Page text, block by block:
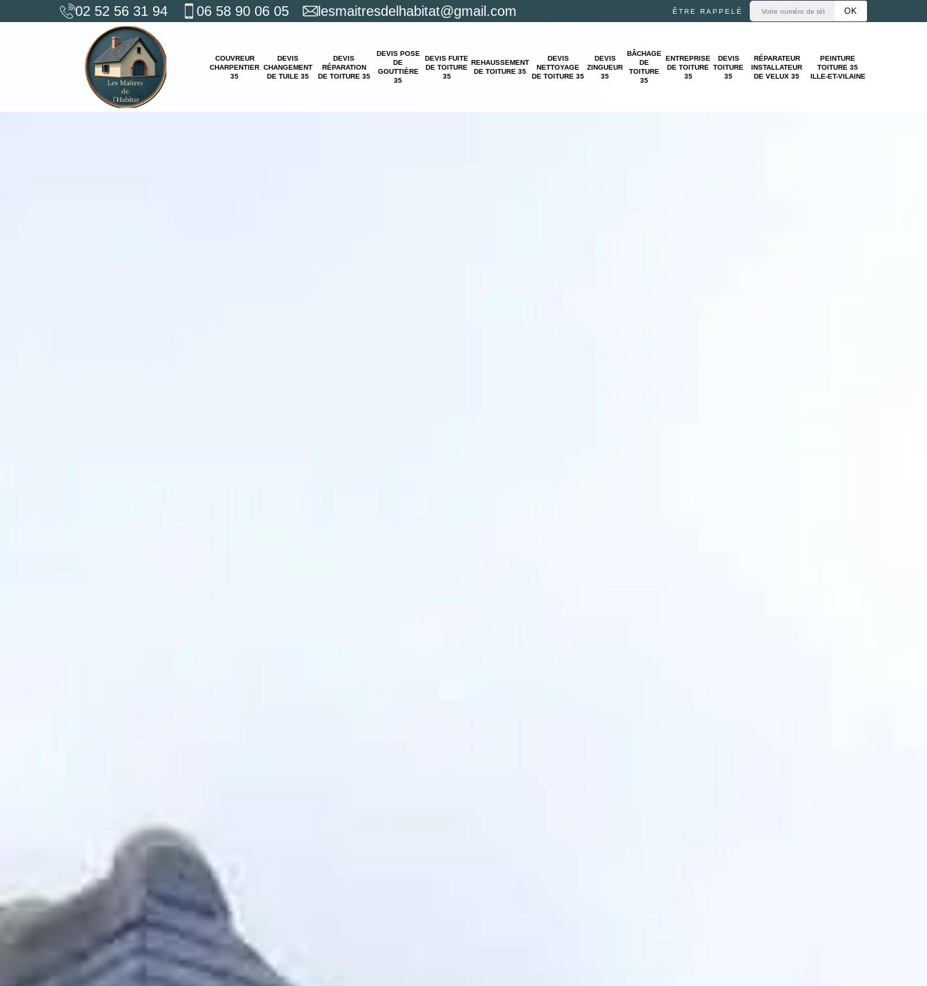
02 52 56 31 94 06 58 90 06 05 lesmaitresdelhabitat@gmail.com ÊTRE RAPPELÉ
COUVREUR
CHARPENTIER
35
DEVIS
CHANGEMENT
DE TUILE 35
DEVIS
RÉPARATION
DE TOITURE 35
DEVIS POSE
DE
GOUTTIÈRE
35
DEVIS FUITE
DE TOITURE
35
REHAUSSEMENT
DE TOITURE 35
DEVIS
NETTOYAGE
DE TOITURE 35
DEVIS
ZINGUEUR
35
BÂCHAGE
DE
TOITURE
35
ENTREPRISE
DE TOITURE
35
DEVIS
TOITURE
35
RÉPARATEUR
INSTALLATEUR
DE VELUX 35
PEINTURE
TOITURE 35
ILLE-ET-VILAINE